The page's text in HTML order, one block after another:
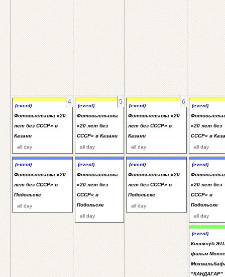
4
(event)
Фотовыставка «20
лет без СССР» в
Казани
all day
(event)
Фотовыставка «20
лет без СССР» в
Подольске
all day
5
(event)
Фотовыставка
«20 лет без
СССР» в Казани
all day
(event)
Фотовыставка
«20 лет без
СССР» в
Подольске
all day
6
(event)
Фотовыставка «20
лет без СССР» в
Казани
all day
(event)
Фотовыставка «20
лет без СССР» в
Подольске
all day
(event)
«20 лет без
СССР» в
all day
(event)
«20 лет без
СССР» в
Подольске
all day
(event)
Киноклуб
фильм
"КАНДАГАР"